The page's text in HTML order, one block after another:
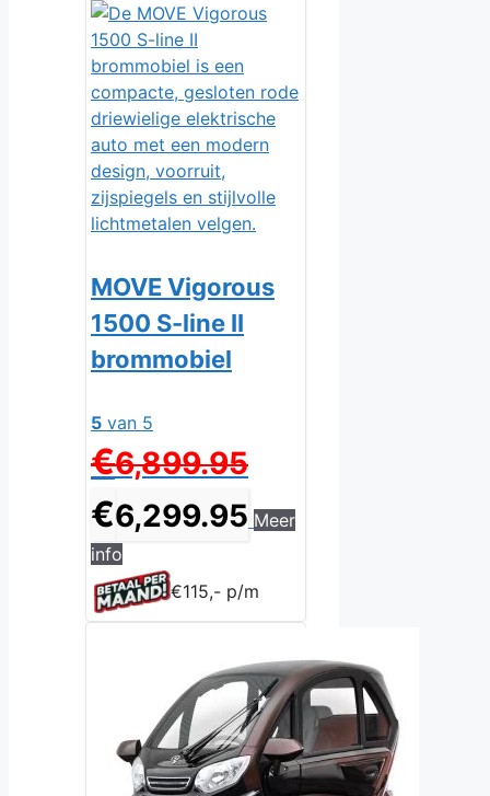
MOVE Vigorous
1500 S-line II
brommobiel
5 van 5
€6,899.95prijs
€6,899.95.
€6,299.95prijs
Meer
info
€115,- p/m